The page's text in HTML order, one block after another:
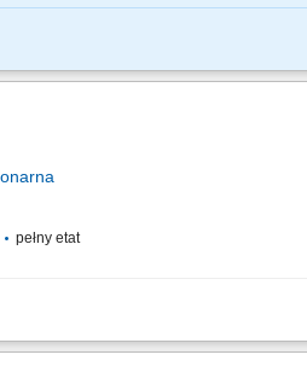
drobnych prac remontowych i
pełny etat
i naprawą instalacji elektrycznych